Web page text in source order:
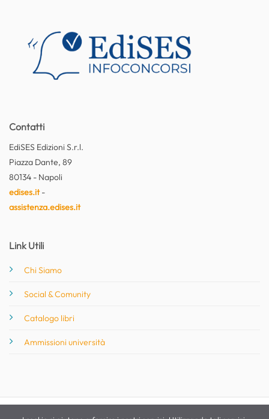
Contatti
EdiSES Edizioni S.r.l.
Piazza Dante, 89
80134 - Napoli
edises.it-
assistenza.edises.it
Link Utili
Chi Siamo
Social & Comunity
Catalogo libri
Ammissioni università